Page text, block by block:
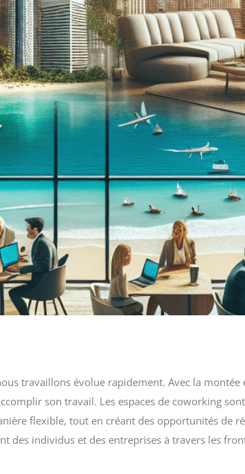
travaillons évolue rapidement. Avec la
son travail. Les espaces de coworking
flexible, tout en créant des opportunités de
des individus et des entreprises à travers les